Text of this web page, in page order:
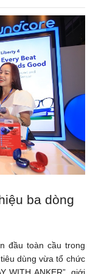
ba dòng
đầu toàn cầu trong
dùng vừa tổ chức
WITH ANKER”, giới